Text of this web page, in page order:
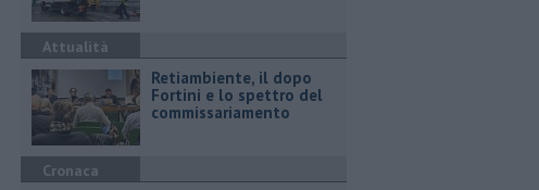
Attualità
Retiambiente, il dopo
Fortini e lo spettro del
commissariamento
Cronaca